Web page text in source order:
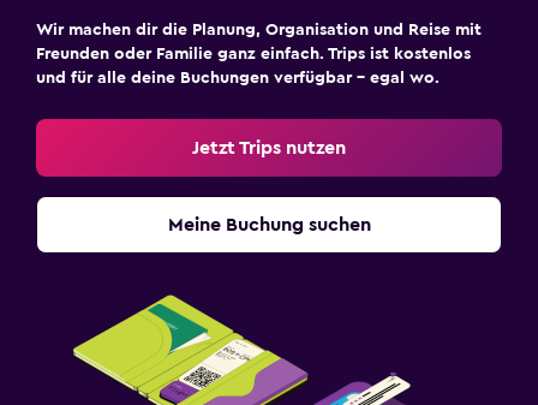
Wir machen dir die Planung, Organisation und Reise mit
Freunden oder Familie ganz einfach. Trips ist kostenlos
und für alle deine Buchungen verfügbar – egal wo.
Jetzt Trips nutzen
Meine Buchung suchen